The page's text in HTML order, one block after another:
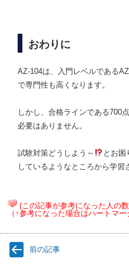
おわりに
AZ-104は、入門レベルである
で専門性も高くなります。
しかし、合格ラインである700
必要はありません。
試験対策どうしよう～
とお困
しているようなところから学習
(この記事が参考になった人の数
（↑参考になった場合はハートマ
前の記事